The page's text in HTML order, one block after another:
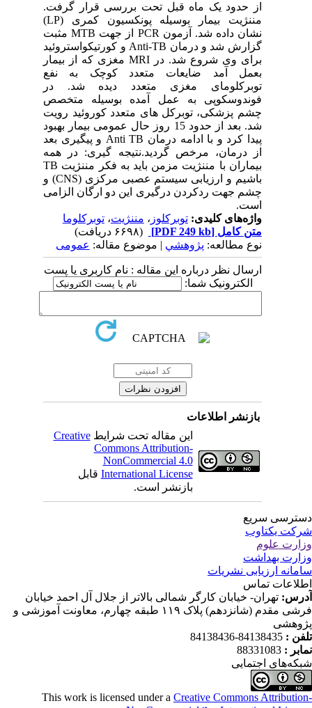
از حدود یک ماه قبل تحت بررسی قرار گرفت.
مننژیت بیمار بوسیله پونکسیون کمری (LP)
نشان داده شد. آزمون PCR از جهت MTB مثبت
گزارش شد و درمان Anti-TB و کورتیکواستروئید
برای وی شروع شد. در MRI مغزی که از بیمار
بعمل آمد ضایعات متعدد کوچک به نفع
توبرکلومای مغزی متعدد دیده شد. در
فوندوسکوپی به عمل آمده بوسیله متخصص
چشم پزشکی، توبرکل های متعدد کوروئید رویت
شد. بعد از حدود 15 روز حال عمومی بیمار بهبود
پیدا کرد و با ادامه درمان Anti TB و پیگیری بعد
از درمان، مرخص گردید.نتیجه گیری: در همه
بیماران با مننژیت مزمن باید به فکر مننژیت TB
باشیم و ارزیابی سیستم عصبی مرکزی (CNS) و
چشم جهت ردکردن درگیری این دو ارگان الزامی
است.
واژه‌های کلیدی:توبرکلوز، مننژیت،توبرکلوما
متن کامل[PDF 249 kb]
نوع مطالعه:پژوهشي| موضوع مقاله:عمومى
ارسال نظر درباره این مقاله : نام کاربری یا پست
الکترونیک شما:
بازنشر اطلاعات
این مقاله تحت شرایطCreative
Commons Attribution-
NonCommercial 4.0
International Licenseقابل
بازنشر است.
سریع
یکتاوب
علوم
بهداشت
ارزیابی نشریات
تماس
تهران- خیابان کارگر شمالی بالاتر از جلال آل احمد خیابان
فرشی مقدم (شانزدهم) پلاک ۱۱۹ طبقه چهارم، معاونت آموزشی و
:
84138435-84138436
:
88331083
اجتمایی
This work is licensed under aCreative Commons